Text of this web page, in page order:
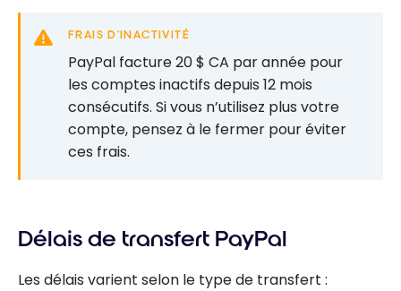
FRAIS D’INACTIVITÉ
PayPal facture 20 $ CA par année pour
les comptes inactifs depuis 12 mois
consécutifs. Si vous n’utilisez plus votre
compte, pensez à le fermer pour éviter
ces frais.
Délais de transfert PayPal
Les délais varient selon le type de transfert :